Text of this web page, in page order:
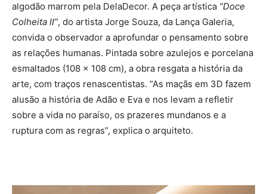
algodão marrom pela DelaDecor. A peça artística “Doce
Colheita II”, do artista Jorge Souza, da Lança Galeria,
convida o observador a aprofundar o pensamento sobre
as relações humanas. Pintada sobre azulejos e porcelana
esmaltados (108 x 108 cm), a obra resgata a história da
arte, com traços renascentistas. “As maçãs em 3D fazem
alusão a história de Adão e Eva e nos levam a refletir
sobre a vida no paraíso, os prazeres mundanos e a
ruptura com as regras”, explica o arquiteto.